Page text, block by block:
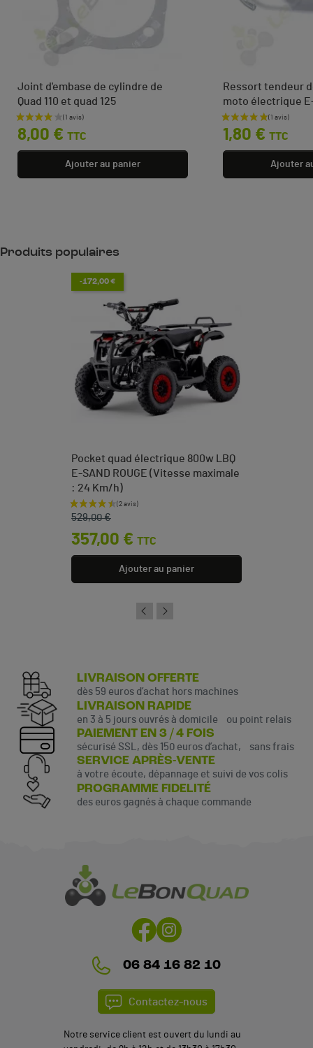
Joint d'embase de cylindre de
Quad 110 et quad 125
(1 avis)
Prix
8,00 € TTC
Ajouter au panier
Ressort tendeur
moto électrique E-
Prix
1,80 € TTC
Ajouter
Produits populaires
-172,00 €
Pocket quad électrique 800w LBQ
E-SAND ROUGE (Vitesse maximale
: 24 Km/h)
Prix de base
529,00 €
Prix
357,00 € TTC
Ajouter au panier
LIVRAISON OFFERTE
dès 59 euros d’achat hors machines
LIVRAISON RAPIDE
en 3 à 5 jours ouvrés à domicile ou point relais
PAIEMENT EN 3 / 4 FOIS
sécurisé SSL, dès 150 euros d’achat, sans frais
SERVICE APRÈS-VENTE
à votre écoute, dépannage et suivi de vos colis
PROGRAMME FIDELITÉ
des euros gagnés à chaque commande
06 84 16 82 10
Contactez-nous
Notre service client est ouvert du lundi au